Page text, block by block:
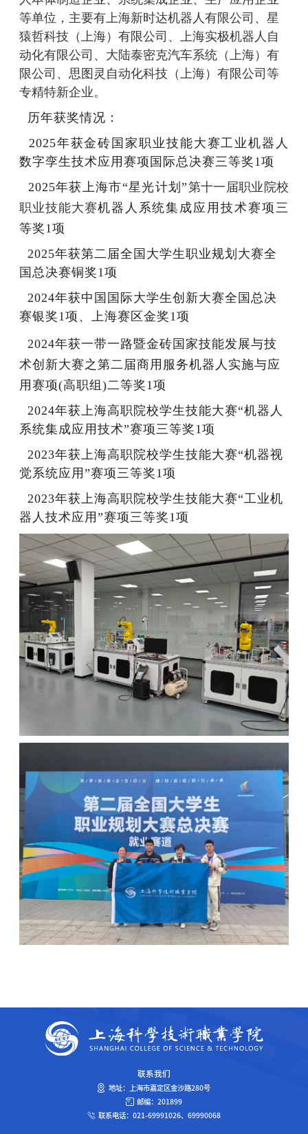
等单位，主要有上海新时达机器人有限公司、星
猿哲科技（上海）有限公司、上海实极机器人自
动化有限公司、大陆泰密克汽车系统（上海）有
限公司、思图灵自动化科技（上海）有限公司等
专精特新企业。
历年获奖情况：
2025年获金砖国家职业技能大赛工业机器人
数字孪生技术应用赛项国际总决赛三等奖1项
2025年获上海市“星光计划”第十一 届职业院校
职业技能大赛机器人系统集成应用技术赛项三
等奖1项
2025年获第二届全国大学生职业规划大赛全
国总决赛铜奖1项
2024年获中国国际大学生创新大赛全国总决
赛银奖1项、上海赛区金奖1项
2024年获一带一路暨金砖国家技能发展与技
术创新大赛之第二届商用服务机器人实施与应
用赛项(高职组)二等奖1项
2024年获上海高职院校学生技能大赛“机器人
系统集成应用技术”赛项三等奖1项
2023年获上海高职院校学生技能大赛“机器视
觉系统应用”赛项三等奖1项
2023年获上海高职院校学生技能大赛“工业机
器人技术应用”赛项三等奖1项
联系我们
地址：上海市嘉定区金沙路280号
邮编：201899
联系电话：021-69991026、69990068